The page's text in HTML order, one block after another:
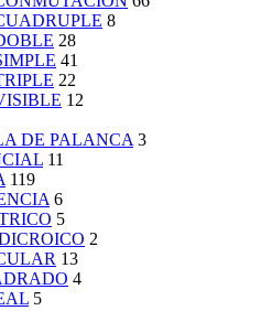
8
28
41
22
12
DE PALANCA 3
11
119
6
5
2
13
4
5